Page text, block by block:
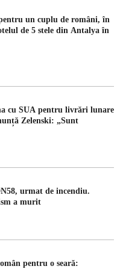
un cuplu de români, în
de 5 stele din Antalya în
cu SUA pentru livrări lunare
Zelenski: „Sunt
urmat de incendiu.
a murit
pentru o seară: